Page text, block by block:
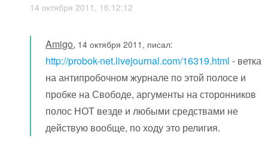
14 октября 2011, 16:12:12
Amigo, 14 октября 2011, писал:
http://probok-net.livejournal.com/16319.html - ветка
на антипробочном журнале по этой полосе и
пробке на Свободе, аргументы на сторонников
полос НОТ везде и любыми средствами не
действую вообще, по ходу это религия.